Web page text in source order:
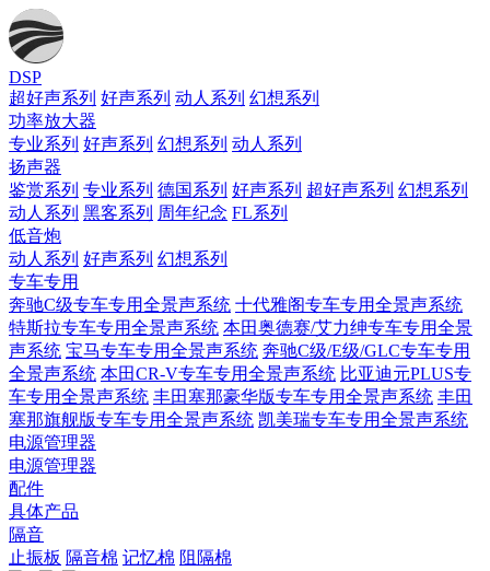
DSP
超好声系列 好声系列 动人系列 幻想系列
功率放大器
专业系列 好声系列 幻想系列 动人系列
扬声器
鉴赏系列 专业系列 德国系列 好声系列 超好声系列 幻想系列
动人系列 黑客系列 周年纪念 FL系列
低音炮
动人系列 好声系列 幻想系列
专车专用
奔驰C级专车专用全景声系统 十代雅阁专车专用全景声系统
特斯拉专车专用全景声系统 本田奥德赛/艾力绅专车专用全景
声系统 宝马专车专用全景声系统 奔驰C级/E级/GLC专车专用
全景声系统 本田CR-V专车专用全景声系统 比亚迪元PLUS专
车专用全景声系统 丰田塞那豪华版专车专用全景声系统 丰田
塞那旗舰版专车专用全景声系统 凯美瑞专车专用全景声系统
电源管理器
电源管理器
配件
具体产品
隔音
止振板 隔音棉 记忆棉 阻隔棉